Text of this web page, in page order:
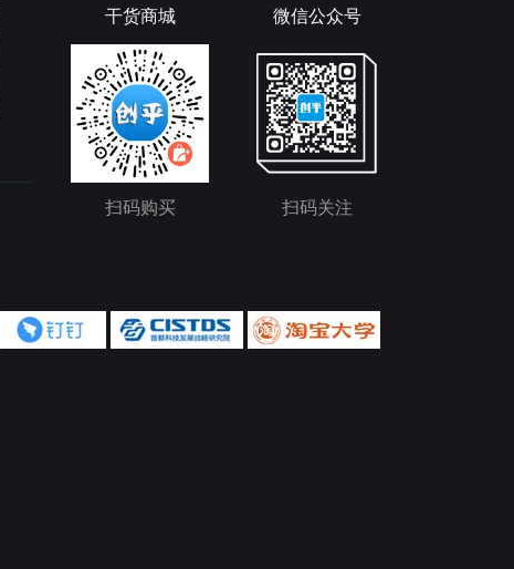
干货商城
扫码购买
微信公众号
扫码关注